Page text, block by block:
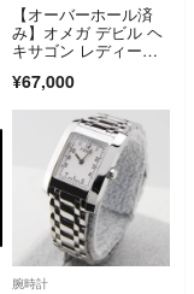
【オーバーホール済
み】オメガ デビル ヘ
キサゴン レディー
¥67,000
腕時計